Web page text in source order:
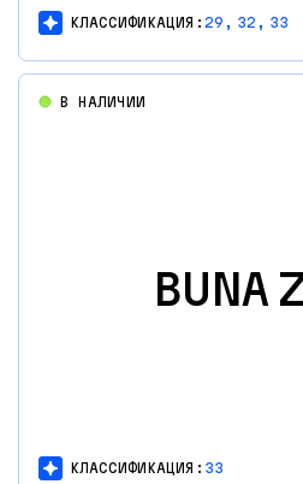
КЛАССИФИКАЦИЯ: 29, 32, 33
В НАЛИЧИИ
BUNA
КЛАССИФИКАЦИЯ: 33